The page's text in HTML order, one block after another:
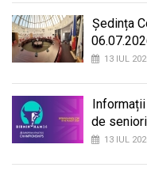
Ședința
13 IUL
de
13 IUL